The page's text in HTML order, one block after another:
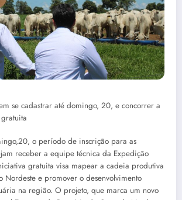
se cadastrar até domingo, 20, e concorrer a
o período de inscrição para as
receber a equipe técnica da Expedição
gratuita visa mapear a cadeia produtiva
Nordeste e promover o desenvolvimento
na região. O projeto, que marca um novo